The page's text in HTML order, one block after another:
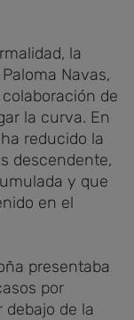
la
Navas,
de
la curva. En
reducido la
descendente,
y que
en el
presentaba
por
de la